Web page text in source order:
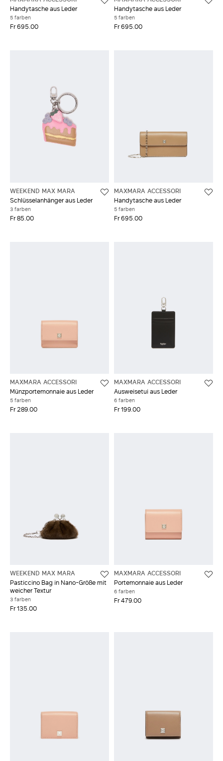
Handytasche aus Leder
5 farben
Fr 695.00
Handytasche aus Leder
5 farben
Fr 695.00
WEEKEND MAX MARA
Schlüsselanhänger aus Leder
3 farben
Fr 85.00
MAXMARA ACCESSORI
Handytasche aus Leder
5 farben
Fr 695.00
MAXMARA ACCESSORI
Münzportemonnaie aus Leder
5 farben
Fr 289.00
MAXMARA ACCESSORI
Ausweisetui aus Leder
6 farben
Fr 199.00
WEEKEND MAX MARA
Pasticcino Bag in Nano-Größe mit
weicher Textur
3 farben
Fr 135.00
MAXMARA ACCESSORI
Portemonnaie aus Leder
6 farben
Fr 479.00